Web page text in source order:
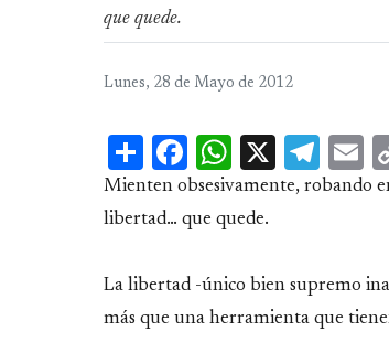
que quede.
Lunes, 28 de Mayo de 2012
ShareFacebook
X
Mienten obsesivamente, robando
libertad… que quede.
La libertad -único bien supremo
más que una herramienta que